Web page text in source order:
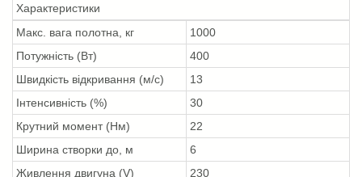
Характеристики
Макс. вага полотна, кг
1000
Потужність (Вт)
400
Швидкість відкривання (м/с)
13
Інтенсивність (%)
30
Крутний момент (Нм)
22
Ширина створки до, м
6
Живлення двигуна (V)
230